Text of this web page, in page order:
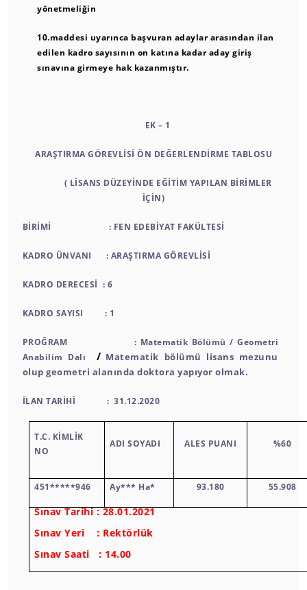
yönetmeliğin
10.maddesi uyarınca başvuran adaylar arasından ilan
edilen kadro sayısının on katına kadar aday giriş
sınavına girmeye hak kazanmıştır.
EK – 1
ARAŞTIRMA GÖREVLİSİ ÖN DEĞERLENDİRME TABLOSU
( LİSANS DÜZEYİNDE EĞİTİM YAPILAN BİRİMLER
İÇİN)
BİRİMİ : FEN EDEBİYAT FAKÜLTESİ
KADRO ÜNVANI : ARAŞTIRMA GÖREVLİSİ
KADRO DERECESİ : 6
KADRO SAYISI : 1
PROĞRAM : Matematik Bölümü / Geometri
Anabilim Dalı / Matematik bölümü lisans mezunu
olup geometri alanında doktora yapıyor olmak.
İLAN TARİHİ : 31.12.2020
T.C. KİMLİK
NO
ADI SOYADI ALES PUANI %60
451*****946 Ay*** Ha* 93.180 55.908
Sınav Tarihi : 28.01.2021
Sınav Yeri : Rektörlük
Sınav Saati : 14.00